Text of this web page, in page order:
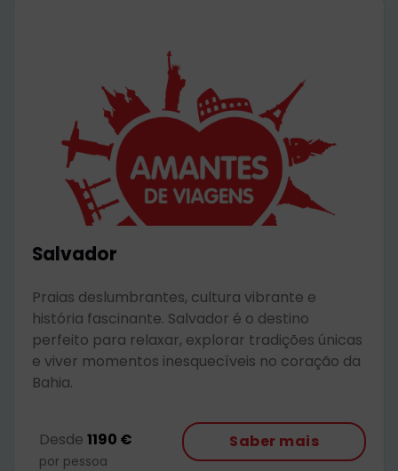
Salvador
Praias deslumbrantes, cultura vibrante e
história fascinante. Salvador é o destino
perfeito para relaxar, explorar tradições únicas
e viver momentos inesquecíveis no coração da
Bahia.
Desde 1190 €
por pessoa
Saber mais